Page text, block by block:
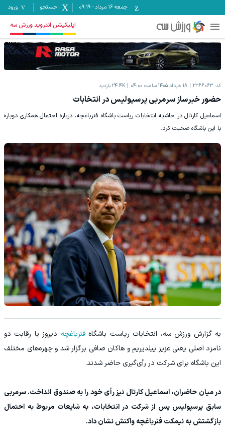
جمعه ۱۶ مرداد -
09:19 جستجو ورود
اپلیکیشن اندروید ورزش سه
کد: 2366063 18 خرداد 1405 ساعت 04:00 24.4K بازدید
حضور خبرساز سرمربی پرسپولیس در انتخابات
اسماعیل کارتال در حاشیه انتخابات ریاست باشگاه فنرباغچه، درباره احتمال همکاری دوباره
با این باشگاه صحبت کرد.
به گزارش ورزش سه، انتخابات ریاست باشگاهفنرباغچه دیروز با رقابت دو
نامزد اصلی یعنی عزیز ییلدیریم و هاکان صافی برگزار شد و چهره‌های مختلف
این باشگاه برای شرکت در رأی‌گیری حاضر شدند.
در میان حاضران، اسماعیل کارتال نیز رأی خود را به صندوق انداخت. سرمربی
سابق پرسپولیس پس از شرکت در انتخابات، به شایعات مربوط به احتمال
بازگشتش به نیمکت فنرباغچه واکنش نشان داد.